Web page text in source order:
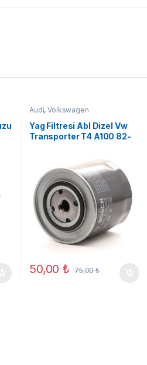
Audi,Volkswagen
Yag Filtresi Abl Dizel Vw
Transporter T4 A100 82-
50,00 ₺ 75,00₺